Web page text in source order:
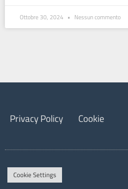
Ottobre 30, 2024 Nessun commento
Privacy Policy Cookie
Cookie Settings